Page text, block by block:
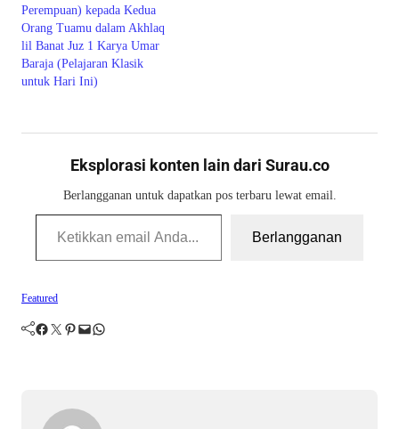
Perempuan) kepada Kedua
Orang Tuamu dalam Akhlaq
lil Banat Juz 1 Karya Umar
Baraja (Pelajaran Klasik
untuk Hari Ini)
Eksplorasi konten lain dari Surau.co
Berlangganan untuk dapatkan pos terbaru lewat email.
Ketikkan email Anda...
Berlangganan
Featured
Facebook Twitter Pinterest Mail WhatsApp